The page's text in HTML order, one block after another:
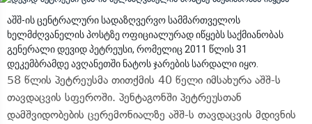
აშშ-ის ცენტრალური სადაზღვერვო სამმართველოს
ხელმძღვანელის პოსტზე ოფიციალურად იწყებს საქმიანობას
გენერალი დევიდ პეტრეუსი, რომელიც 2011 წლის 31
დეკემბრამდე ავღანეთში ნატოს ჯარების სარდალი იყო.
58 წლის პეტრეუსმა თითქმის 40 წელი იმსახურა აშშ-ს
თავდაცვის სფეროში. პენტაგონში პეტრეუსთან
დამშვიდობების ცერემონიალზე აშშ-ს თავდაცვის მდივნის